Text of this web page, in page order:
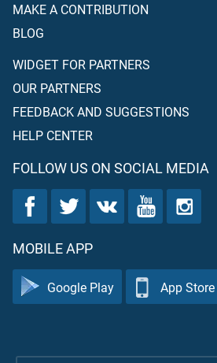
MAKE A CONTRIBUTION
BLOG
WIDGET FOR PARTNERS
OUR PARTNERS
FEEDBACK AND SUGGESTIONS
HELP CENTER
FOLLOW US ON SOCIAL MEDIA
MOBILE APP
Google Play App Store